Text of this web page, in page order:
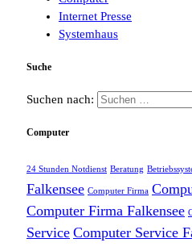
Internet Presse
Systemhaus
Suche
Suchen nach:
Computer
24 Stunden Notdienst Beratung
Falkensee Computer Firma
Computer Firma Falkensee
Service Computer Service